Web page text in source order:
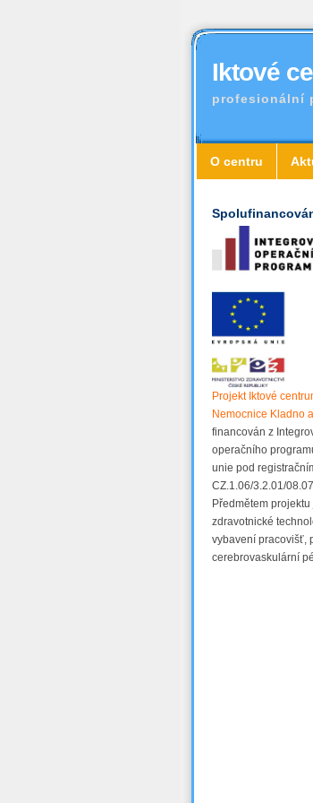
Iktové
profesionální
O centru
Projekt Iktové
Nemocnice Kladno
financován z
operačního
unie pod
CZ.1.06/3.2.01/
Předmětem
zdravotnické
vybavení pracovišť,
cerebrovaskulární